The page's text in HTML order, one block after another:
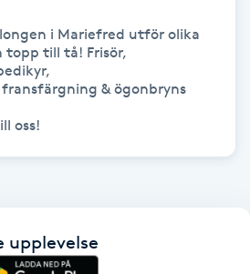
i Mariefred utför olika
till tå! Frisör,
& ögonbryns
upplevelse